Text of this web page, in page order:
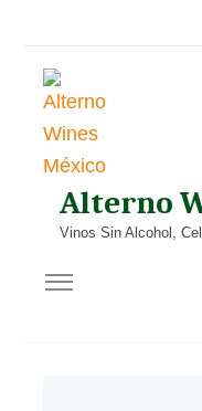
Alterno
Vinos Sin Alcohol,